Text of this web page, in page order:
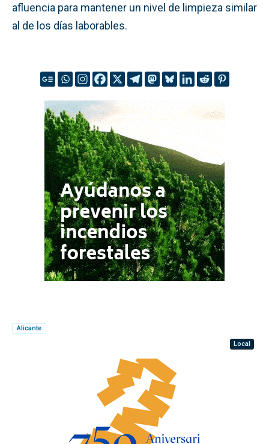
afluencia para mantener un nivel de limpieza similar
al de los días laborables.
Alicante
Local